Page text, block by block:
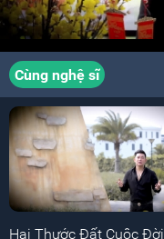
Cùng nghệ sĩ
Hai Thước Đất Cuộc Đời